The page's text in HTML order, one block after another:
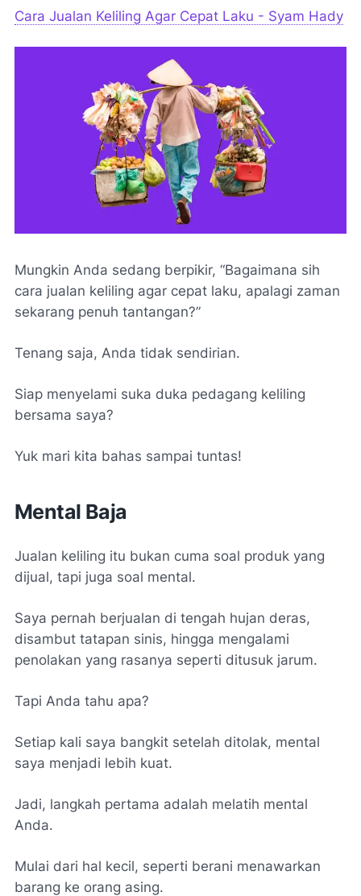
Cara Jualan Keliling Agar Cepat Laku - Syam Hady
Mungkin Anda sedang berpikir, “Bagaimana sih
cara jualan keliling agar cepat laku, apalagi zaman
sekarang penuh tantangan?”
Tenang saja, Anda tidak sendirian.
Siap menyelami suka duka pedagang keliling
bersama saya?
Yuk mari kita bahas sampai tuntas!
Mental Baja
Jualan keliling itu bukan cuma soal produk yang
dijual, tapi juga soal mental.
Saya pernah berjualan di tengah hujan deras,
disambut tatapan sinis, hingga mengalami
penolakan yang rasanya seperti ditusuk jarum.
Tapi Anda tahu apa?
Setiap kali saya bangkit setelah ditolak, mental
saya menjadi lebih kuat.
Jadi, langkah pertama adalah melatih mental
Anda.
Mulai dari hal kecil, seperti berani menawarkan
barang ke orang asing.